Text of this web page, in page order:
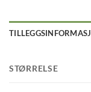
STØRRELSE